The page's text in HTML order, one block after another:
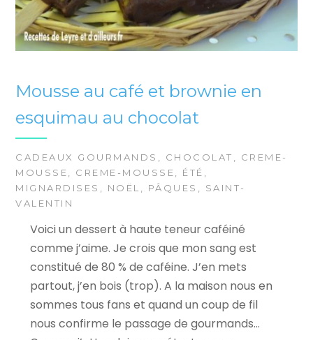
Mousse au café et brownie en
esquimau au chocolat
CADEAUX GOURMANDS , CHOCOLAT , CREME-
MOUSSE, CREME-MOUSSE, ÉTÉ ,
MIGNARDISES , NOËL , PÂQUES , SAINT-
VALENTIN
Voici un dessert à haute teneur caféiné
comme j’aime. Je crois que mon sang est
constitué de 80 % de caféine. J’en mets
partout, j’en bois (trop). A la maison nous en
sommes tous fans et quand un coup de fil
nous confirme le passage de gourmands…